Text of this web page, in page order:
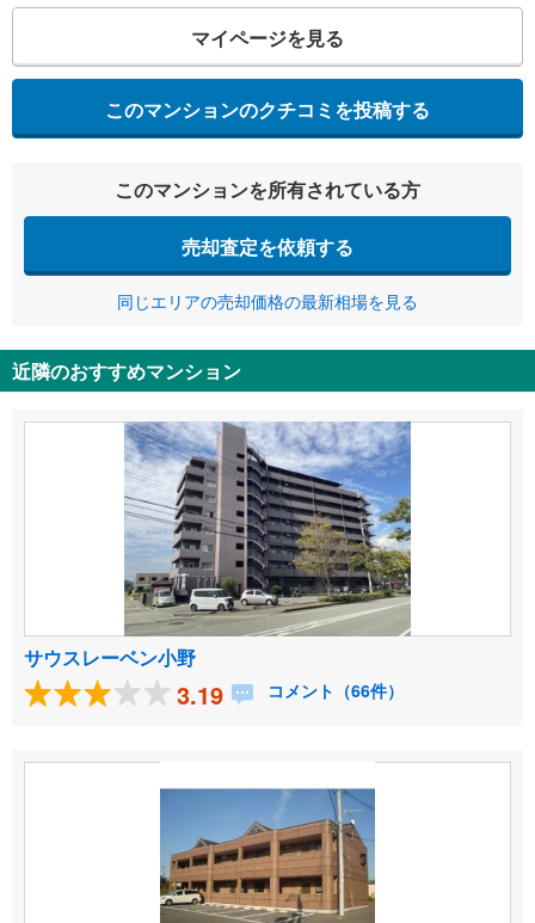
マイページを見る
このマンションのクチコミを投稿する
このマンションを所有されている方
売却査定を依頼する
同じエリアの売却価格の最新相場を見る
近隣のおすすめマンション
サウスレーベン小野
3.19 コメント（66件）